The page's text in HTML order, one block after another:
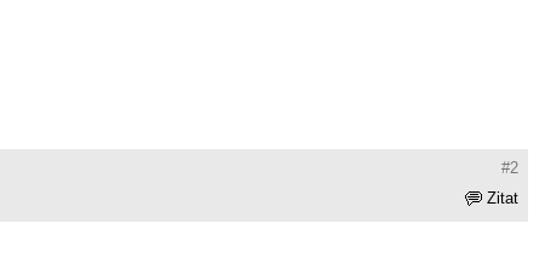
#2
Zitat